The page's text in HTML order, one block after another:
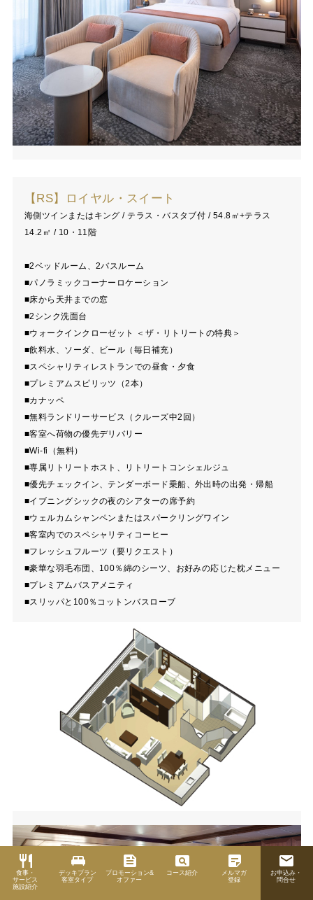
restaurant
食事・
サービス
施設紹介
king_bed
デッキプラン
客室タイプ
feed
プロモーション&
オファー
pageview
コース紹介
sticky_note_2
メルマガ
登録
email
お申込み・
問合せ
【RS】ロイヤル・スイート
海側ツインまたはキング / テラス・バスタブ付 / 54.8㎡+テラス
14.2㎡ / 10・11階
■2ベッドルーム、2バスルーム
■パノラミックコーナーロケーション
■床から天井までの窓
■2シンク洗面台
■ウォークインクローゼット ＜ザ・リトリートの特典＞
■飲料水、ソーダ、ビール（毎日補充）
■スペシャリティレストランでの昼食・夕食
■プレミアムスピリッツ（2本）
■カナッペ
■無料ランドリーサービス（クルーズ中2回）
■客室へ荷物の優先デリバリー
■Wi-fi（無料）
■専属リトリートホスト、リトリートコンシェルジュ
■優先チェックイン、テンダーボード乗船、外出時の出発・帰船
■イブニングシックの夜のシアターの席予約
■ウェルカムシャンペンまたはスパークリングワイン
■客室内でのスペシャリティコーヒー
■フレッシュフルーツ（要リクエスト）
■豪華な羽毛布団、100％綿のシーツ、お好みの応じた枕メニュー
■プレミアムバスアメニティ
■スリッパと100％コットンバスローブ